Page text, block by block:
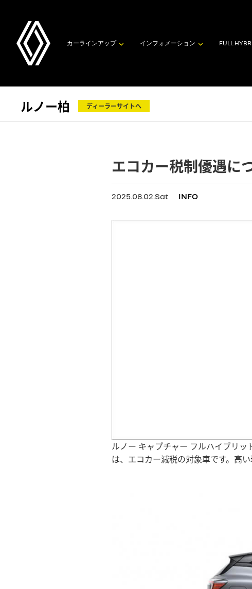
カーラインアップ インフォメーション FULL
ルノー柏 ディーラーサイトへ
エコカー税制優遇に
2025.08.02.Sat INFO
ルノー キャプチャー フルハイブリッ
は、エコカー減税の対象車です。高